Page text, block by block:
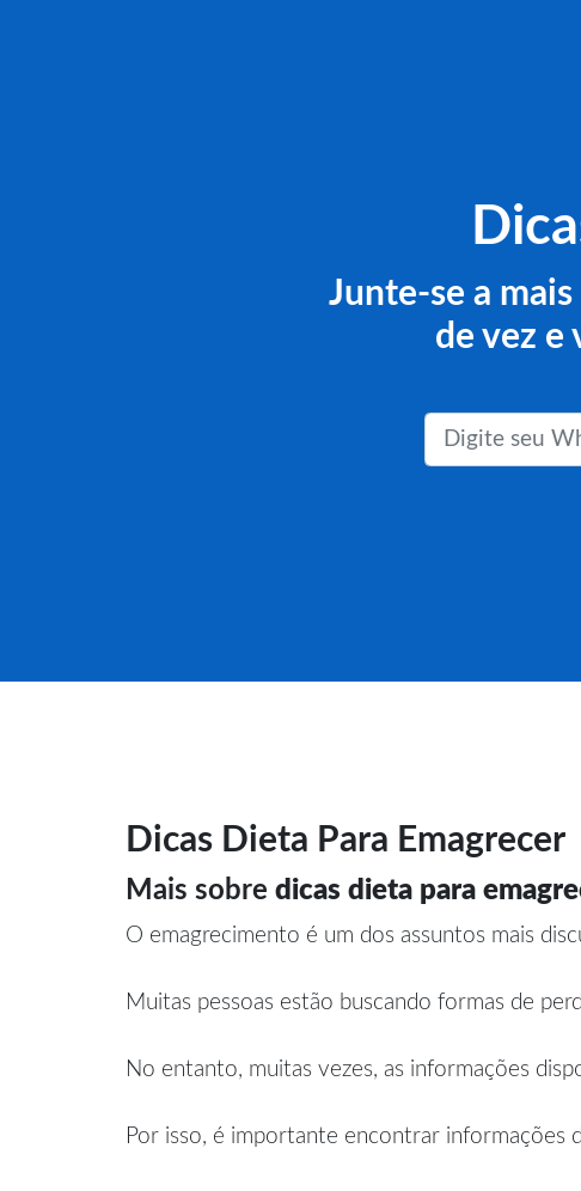
Junte-se a
de vez e
Dicas Dieta Para Emagrecer
Mais sobre dicas dieta para
O emagrecimento é um dos assuntos mais
Muitas pessoas estão buscando formas de
No entanto, muitas vezes, as informações
Por isso, é importante encontrar informações